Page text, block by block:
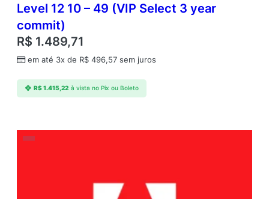
Level 12 10 – 49 (VIP Select 3 year
commit)
R$ 1.489,71
em até 3x de R$ 496,57 sem juros
R$1.415,22 à vista no Pix ou Boleto